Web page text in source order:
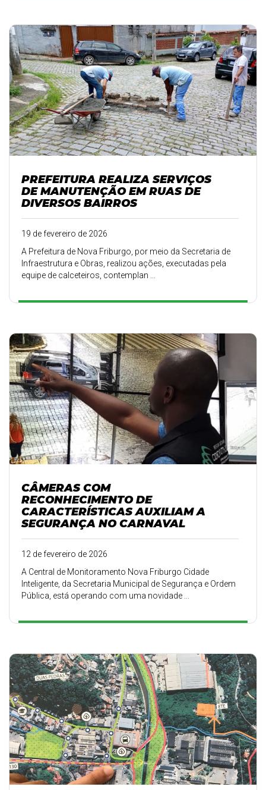
PREFEITURA REALIZA SERVIÇOS
DE MANUTENÇÃO EM RUAS DE
DIVERSOS BAIRROS
19 de fevereiro de 2026
A Prefeitura de Nova Friburgo, por meio da Secretaria de
Infraestrutura e Obras, realizou ações, executadas pela
equipe de calceteiros, contemplan ...
CÂMERAS COM
RECONHECIMENTO DE
CARACTERÍSTICAS AUXILIAM A
SEGURANÇA NO CARNAVAL
12 de fevereiro de 2026
A Central de Monitoramento Nova Friburgo Cidade
Inteligente, da Secretaria Municipal de Segurança e Ordem
Pública, está operando com uma novidade ...